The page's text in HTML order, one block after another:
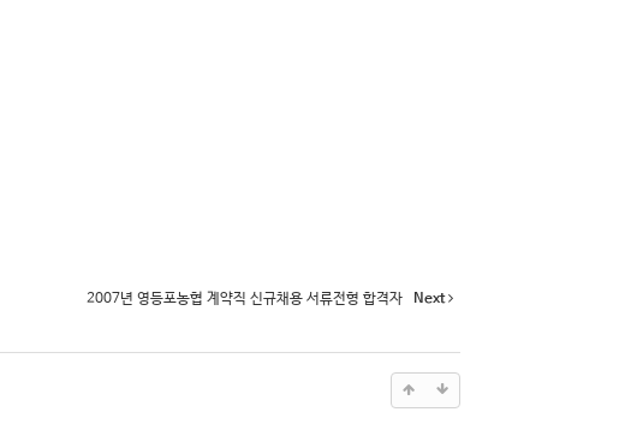
2007년 영등포농협 계약직 신규채용 서류전형 합격자 Next